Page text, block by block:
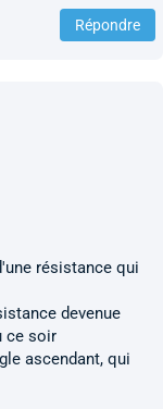
Répondre
résistance qui
devenue
ce soir
ascendant, qui